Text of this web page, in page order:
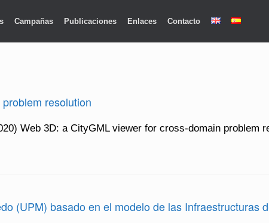
Campañas Publicaciones Enlaces Contacto
resolution
Web 3D: a CityGML viewer for cross-domain problem
(UPM) basado en el modelo de las Infraestructuras